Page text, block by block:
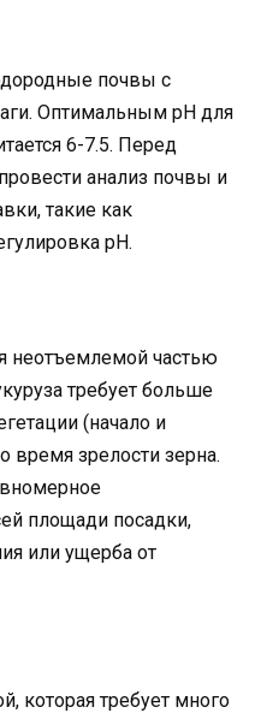
почвы с
Оптимальным pH для
6-7.5. Перед
анализ почвы и
такие как
pH.
неотъемлемой частью
требует больше
(начало и
время зрелости зерна.
площади посадки,
или ущерба от
которая требует много